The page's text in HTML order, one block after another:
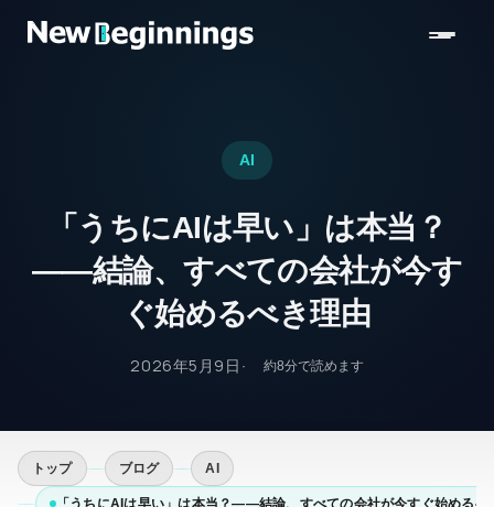
AI
「うちにAIは早い」は本当？
——結論、すべての会社が今す
ぐ始めるべき理由
2026年5月9日 約8分で読めます
トップ ブログ AI
「うちにAIは早い」は本当？——結論、すべての会社が今すぐ始めるべ